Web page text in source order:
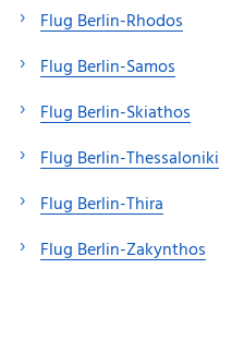
Flug Berlin-Rhodos
Flug Berlin-Samos
Flug Berlin-Skiathos
Flug Berlin-Thessaloniki
Flug Berlin-Thira
Flug Berlin-Zakynthos